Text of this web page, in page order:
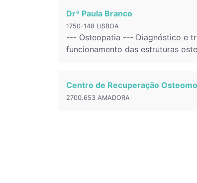
Drª Paula Branco
1750-148 LISBOA
--- Osteopatia --- Diagnóstico e
funcionamento das estruturas
Centro de Recuperação
2700.653 AMADORA